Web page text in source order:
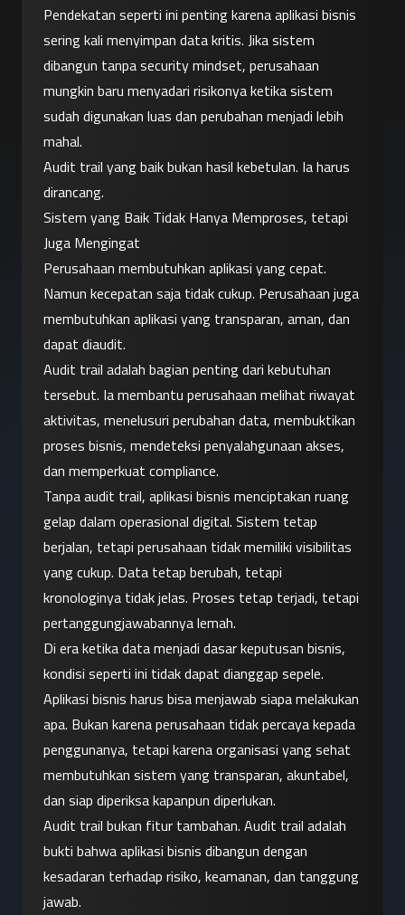
Pendekatan seperti ini penting karena aplikasi bisnis
sering kali menyimpan data kritis. Jika sistem
dibangun tanpa security mindset, perusahaan
mungkin baru menyadari risikonya ketika sistem
sudah digunakan luas dan perubahan menjadi lebih
mahal.
Audit trail yang baik bukan hasil kebetulan. Ia harus
dirancang.
Sistem yang Baik Tidak Hanya Memproses, tetapi
Juga Mengingat
Perusahaan membutuhkan aplikasi yang cepat.
Namun kecepatan saja tidak cukup. Perusahaan juga
membutuhkan aplikasi yang transparan, aman, dan
dapat diaudit.
Audit trail adalah bagian penting dari kebutuhan
tersebut. Ia membantu perusahaan melihat riwayat
aktivitas, menelusuri perubahan data, membuktikan
proses bisnis, mendeteksi penyalahgunaan akses,
dan memperkuat compliance.
Tanpa audit trail, aplikasi bisnis menciptakan ruang
gelap dalam operasional digital. Sistem tetap
berjalan, tetapi perusahaan tidak memiliki visibilitas
yang cukup. Data tetap berubah, tetapi
kronologinya tidak jelas. Proses tetap terjadi, tetapi
pertanggungjawabannya lemah.
Di era ketika data menjadi dasar keputusan bisnis,
kondisi seperti ini tidak dapat dianggap sepele.
Aplikasi bisnis harus bisa menjawab siapa melakukan
apa. Bukan karena perusahaan tidak percaya kepada
penggunanya, tetapi karena organisasi yang sehat
membutuhkan sistem yang transparan, akuntabel,
dan siap diperiksa kapanpun diperlukan.
Audit trail bukan fitur tambahan. Audit trail adalah
bukti bahwa aplikasi bisnis dibangun dengan
kesadaran terhadap risiko, keamanan, dan tanggung
jawab.